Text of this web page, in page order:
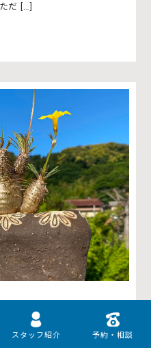
スタッフ紹介 予約・相談
だ […]
キリウス